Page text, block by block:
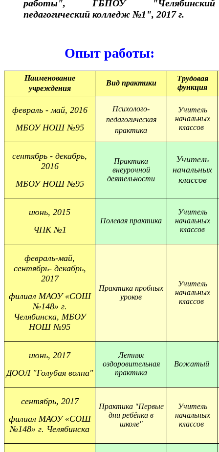
работы", ГБПОУ "Челябинский
педагогический колледж №1", 2017 г.
Опыт работы:
Наименование
учреждения
Вид практики
Трудовая
функция
февраль - май, 2016
МБОУ НОШ №95
Психолого-
педагогическая
практика
Учитель
начальных
классов
сентябрь - декабрь,
2016
МБОУ НОШ №95
Практика
внеурочной
деятельности
Учитель
начальных
классов
июнь, 2015
ЧПК №1
Полевая практика
Учитель
начальных
классов
февраль-май,
сентябрь- декабрь,
2017
филиал МАОУ «СОШ
№148» г.
Челябинска, МБОУ
НОШ №95
Практика пробных
уроков
Учитель
начальных
классов
июнь, 2017
ДООЛ "Голубая волна"
Летняя
оздоровительная
практика
Вожатый
сентябрь, 2017
филиал МАОУ «СОШ
№148» г. Челябинска
Практика "Первые
дни ребёнка в
школе"
Учитель
начальных
классов